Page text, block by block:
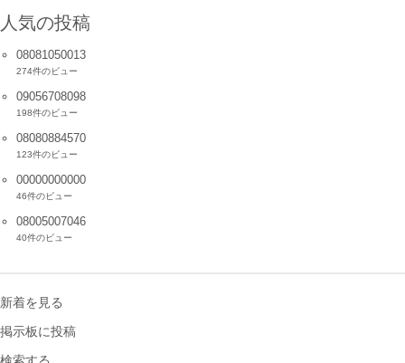
人気の投稿
08081050013
274件のビュー
09056708098
198件のビュー
08080884570
123件のビュー
00000000000
46件のビュー
08005007046
40件のビュー
新着を見る
掲示板に投稿